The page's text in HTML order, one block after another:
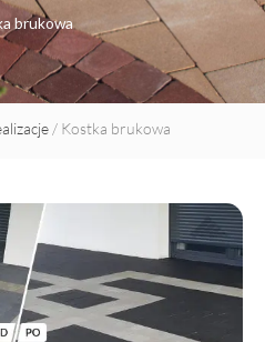
brukowa
/ Kostka brukowa